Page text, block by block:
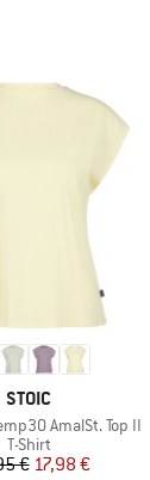
MARKE
STOIC
AmalSt. Top II
Produktgruppe
T-Shirt
Preis
€reduzierter Preis
17,98 €